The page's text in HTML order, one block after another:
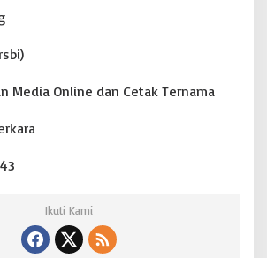
Media Online dan Cetak Ternama
Ikuti Kami